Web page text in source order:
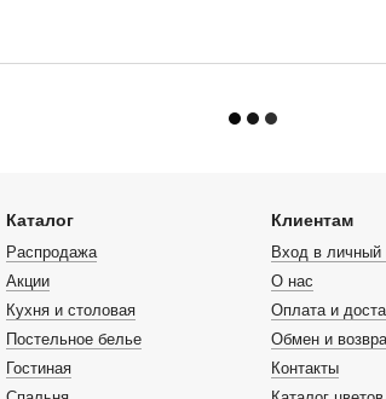
Каталог
Распродажа
Акции
Кухня и столовая
Постельное белье
Гостиная
Клиентам
Вход в личный
О нас
Оплата и
Обмен и
Контакты